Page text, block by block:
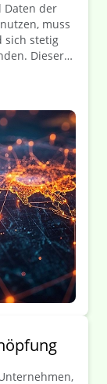
Daten der
muss
sich stetig
Dieser
Trends in
und